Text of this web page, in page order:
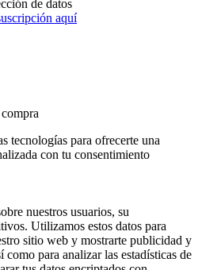
de datos
aquí
tecnologías para ofrecerte una
con tu consentimiento
nuestros usuarios, su
Utilizamos estos datos para
sitio web y mostrarte publicidad y
como para analizar las estadísticas de